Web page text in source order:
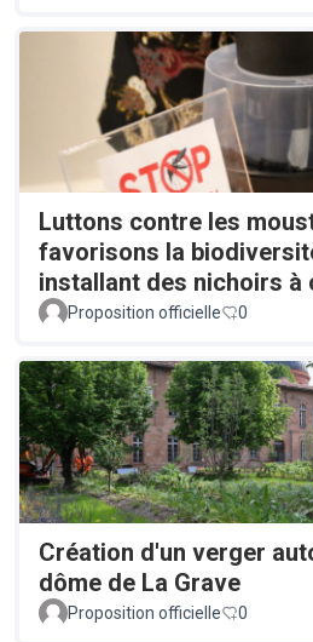
Luttons contre les
favorisons la
installant des nichoirs à
Proposition officielle 0
Création d'un verger
dôme de La Grave
Proposition officielle 0